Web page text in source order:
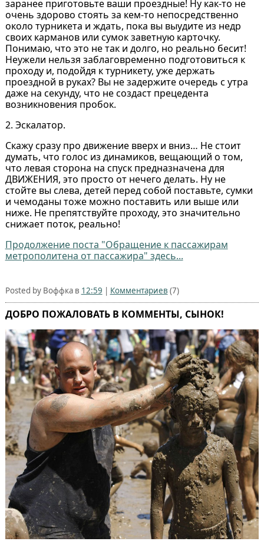
заранее приготовьте ваши проездные! Ну как-то не
очень здорово стоять за кем-то непосредственно
около турникета и ждать, пока вы выудите из недр
своих карманов или сумок заветную карточку.
Понимаю, что это не так и долго, но реально бесит!
Неужели нельзя заблаговременно подготовиться к
проходу и, подойдя к турникету, уже держать
проездной в руках? Вы не задержите очередь с утра
даже на секунду, что не создаст прецедента
возникновения пробок.
2. Эскалатор.
Скажу сразу про движение вверх и вниз… Не стоит
думать, что голос из динамиков, вещающий о том,
что левая сторона на спуск предназначена для
ДВИЖЕНИЯ, это просто от нечего делать. Ну не
стойте вы слева, детей перед собой поставьте, сумки
и чемоданы тоже можно поставить или выше или
ниже. Не препятствуйте проходу, это значительно
снижает поток, реально!
Продолжение поста "Обращение к пассажирам
метрополитена от пассажира" здесь...
Posted by Воффка в 12:59 | Комментариев (7)
ДОБРО ПОЖАЛОВАТЬ В КОММЕНТЫ, СЫНОК!